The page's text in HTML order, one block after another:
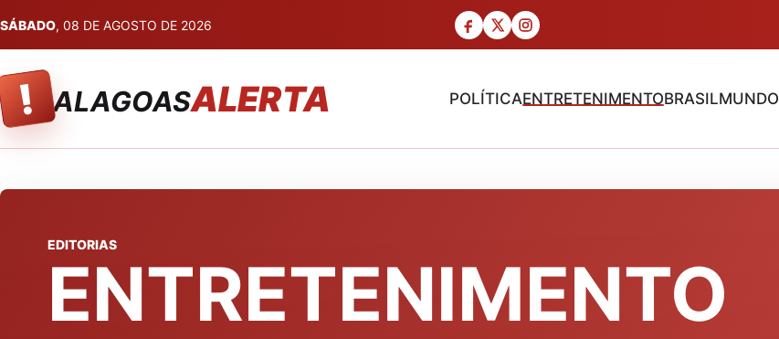
SÁBADO, 08 DE AGOSTO DE 2026
! ALAGOASALERTA POLÍTICAENTRETENIMENTOBRASILMUNDO
EDITORIAS
ENTRETENIMENTO